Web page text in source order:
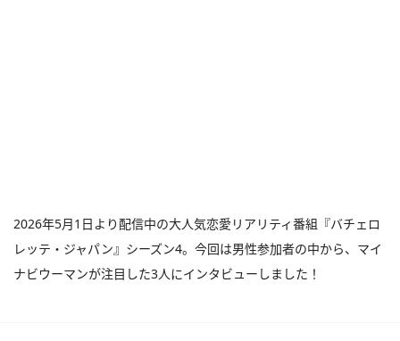
2026年5月1日より配信中の大人気恋愛リアリティ番組『バチェロ
レッテ・ジャパン』シーズン4。今回は男性参加者の中から、マイ
ナビウーマンが注目した3人にインタビューしました！